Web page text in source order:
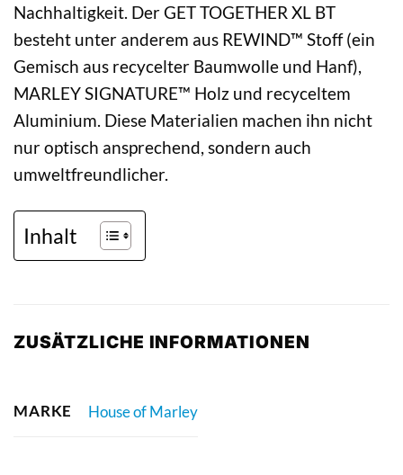
Nachhaltigkeit. Der GET TOGETHER XL BT
besteht unter anderem aus REWIND™ Stoff (ein
Gemisch aus recycelter Baumwolle und Hanf),
MARLEY SIGNATURE™ Holz und recyceltem
Aluminium. Diese Materialien machen ihn nicht
nur optisch ansprechend, sondern auch
umweltfreundlicher.
Inhalt
ZUSÄTZLICHE INFORMATIONEN
MARKE House of Marley